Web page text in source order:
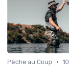
Pêche au Coup •